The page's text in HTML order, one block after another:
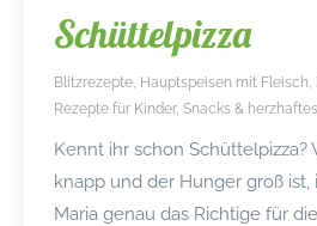
Schüttelpizza
Blitzrezepte Hauptspeisen mit Fleisch
Rezepte für Kinder, Snacks &
Kennt ihr schon Schüttelpizza?
knapp und der Hunger groß ist,
Maria genau das Richtige für die